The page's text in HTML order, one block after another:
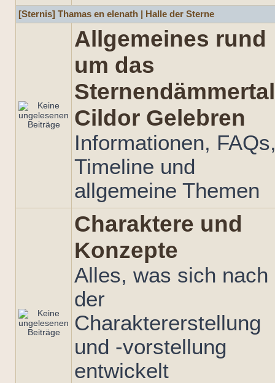
[Sternis] Thamas en elenath | Halle der Sterne
Allgemeines rund
um das
Cildor Gelebren
Informationen,
Timeline und
allgemeine Themen
Charaktere und
Konzepte
Alles, was sich nach
der
Charaktererstellung
und -vorstellung
entwickelt